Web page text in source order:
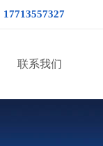
17713557327
联系我们